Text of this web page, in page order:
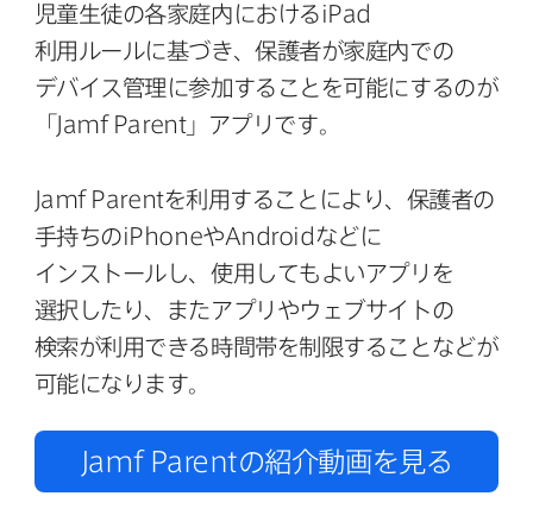
児童生徒の​各家庭内に​おける iPad
利用ルールに​基づき、​保護者が​家庭内での​
デバイス管理に​参加する​ことを​可能に​するのが​
「
Jamf Parent」​アプリです。
Jamf Parentを​利用する​ことに​より、​保護者の​
手持ちのiPhoneやAndroid などに​
インストールし、​使用しても​よい​アプリを​
選択したり、​また​アプリや​ウェブサイトの​
検索が​利用できる​時間帯を​制限する​ことなどが​
可能に​なります。
Jamf Parentの​紹介動画を​見る